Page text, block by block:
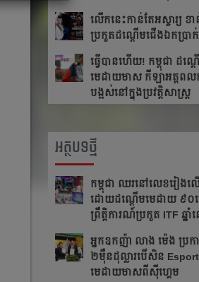
លើក​នេះ​កាន់​តែ​អស្ចារ្យ ខ
ប្រកួត​ដណ្តើម​ជើង​ឯកប្រា
ធ្វើបានហើយ! កម្ពុជា ដណ្ត
មេដាយមាស កីឡាអត្តពល
បង្អស់នៅក្នុងប្រវត្តិសាស្រ្ត
អត្ថបទថ្មី
កម្ពុជា​ ឈរនៅលេខរៀងល
ដោយដណ្ដើមមេដាយ​ ៩០គ្
ព្រឹត្ដិការណ៍ប្រកួត ITF​ ឆ្នាំន
អ្នក​ឧកញ៉ា លាង ម៉េង ​ប្រក
២​ម៉ឺន​ដុល្លារ​បើ​សិន​​ Esport
មេដាយ​មាស​ពី​ស៊ីហ្គេម​